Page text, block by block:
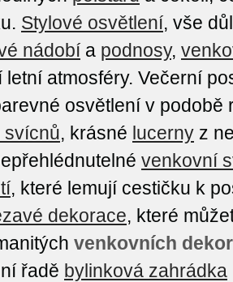
Stylové osvětlení, vše
nádobí a podnosy,
letní atmosféry. Večerní
osvětlení v podobě
svícnů, krásné lucerny z
venkovní
, které lemují cestičku k
dekorace, které
venkovních
řadě bylinková zahrádka